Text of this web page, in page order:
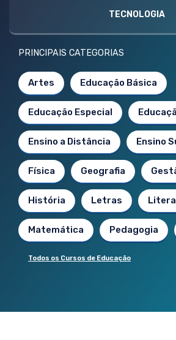
TECNOLOGIA
PRINCIPAIS CATEGORIAS
Artes Educação Básica
Educação Especial
Ensino a Distância Ensino
Física Geografia
História Letras
Matemática Pedagogia
Todos os Cursos de Educação